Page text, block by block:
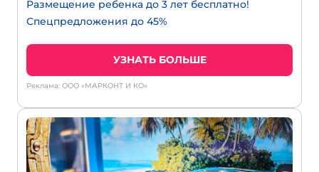
Размещение ребенка до 3 лет бесплатно!
Спецпредложения до 45%
УЗНАТЬ БОЛЬШЕ
Реклама: ООО «МАРКОНТ И КО»